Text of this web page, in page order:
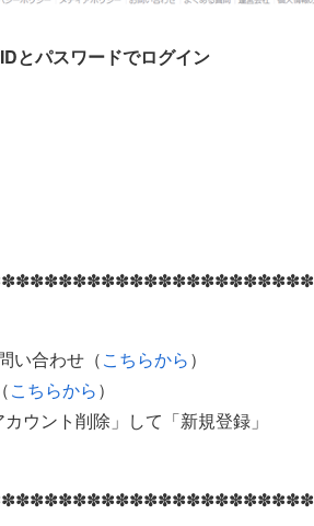
とパスワードでログイン
い合わせ（こちらから）
こちらから）
ウント削除」して「新規登録」